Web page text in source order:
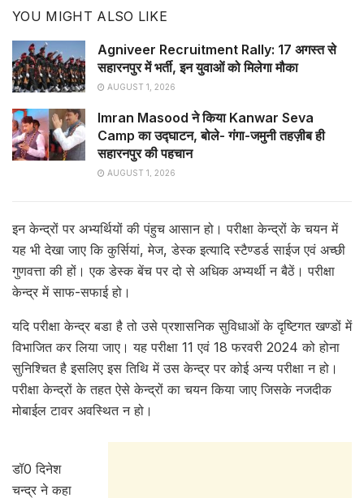
YOU MIGHT ALSO LIKE
Agniveer Recruitment Rally: 17 अगस्त से
सहारनपुर में भर्ती, इन युवाओं को मिलेगा मौका
AUGUST 1, 2026
Imran Masood ने किया Kanwar Seva
Camp का उद्घाटन, बोले- गंगा-जमुनी तहज़ीब ही
सहारनपुर की पहचान
AUGUST 1, 2026
इन केन्द्रों पर अभ्यर्थियों की पंहुच आसान हो। परीक्षा केन्द्रों के चयन में
यह भी देखा जाए कि कुर्सियां, मेज, डेस्क इत्यादि स्टैण्डर्ड साईज एवं अच्छी
गुणवत्ता की हों। एक डेस्क बेंच पर दो से अधिक अभ्यर्थी न बैठें। परीक्षा
केन्द्र में साफ-सफाई हो।
यदि परीक्षा केन्द्र बडा है तो उसे प्रशासनिक सुविधाओं के दृष्टिगत खण्डों में
विभाजित कर लिया जाए। यह परीक्षा 11 एवं 18 फरवरी 2024 को होना
सुनिश्चित है इसलिए इस तिथि में उस केन्द्र पर कोई अन्य परीक्षा न हो।
परीक्षा केन्द्रों के तहत ऐसे केन्द्रों का चयन किया जाए जिसके नजदीक
मोबाईल टावर अवस्थित न हो।
डॉ0 दिनेश
चन्द्र ने कहा